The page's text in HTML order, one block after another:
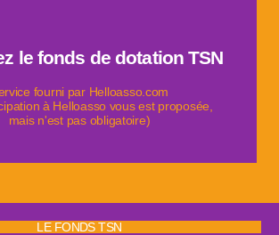
le fonds de dotation TSN
fourni par Helloasso.com
à Helloasso vous est proposée,
mais n'est pas obligatoire)
contre le cancer du pancréas.
LE FONDS TSN